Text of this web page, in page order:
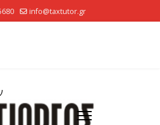
info@taxtutor.gr